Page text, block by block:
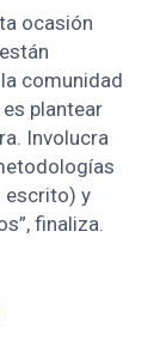
ocasión
comunidad
plantear
Involucra
escrito) y
finaliza.